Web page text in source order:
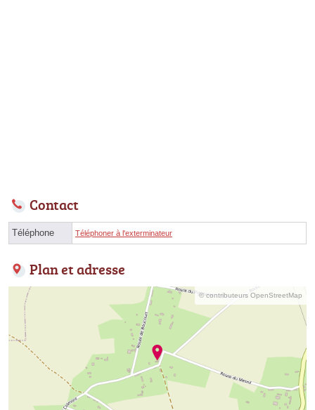
Contact
Téléphone Téléphoner à l'exterminateur
Plan et adresse
© contributeurs OpenStreetMap